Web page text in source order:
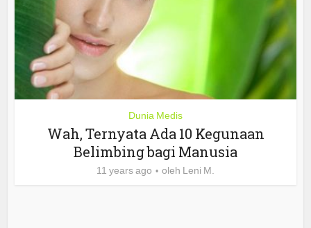
Dunia Medis
Wah, Ternyata Ada 10 Kegunaan
Belimbing bagi Manusia
11 years ago oleh Leni M.